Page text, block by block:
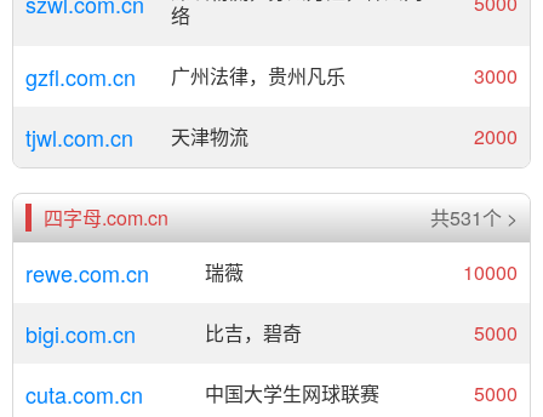
络
gzfl.com.cn 广州法律，贵州凡乐 3000
tjwl.com.cn 天津物流 2000
四字母.com.cn 共531个 >
rewe.com.cn 瑞薇 10000
bigi.com.cn 比吉，碧奇 5000
cuta.com.cn 中国大学生网球联赛 5000